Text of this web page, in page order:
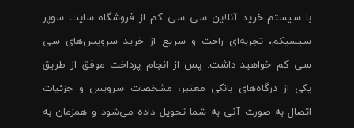
با سیستم خرید آنلاین سی سی کم از فروشگاه سایت سوپر
سیسیکم، تجربه‌ای راحت و سریع از خرید سرویس‌های سی
سی کم خواهید داشت. پس از انجام پرداخت موفق از طریق
یکی از درگاه‌های بانکی معتبر، مشخصات سرویس و جزئیات
اتصال به صورت آنی به شما تحویل داده می‌شود و همزمان به